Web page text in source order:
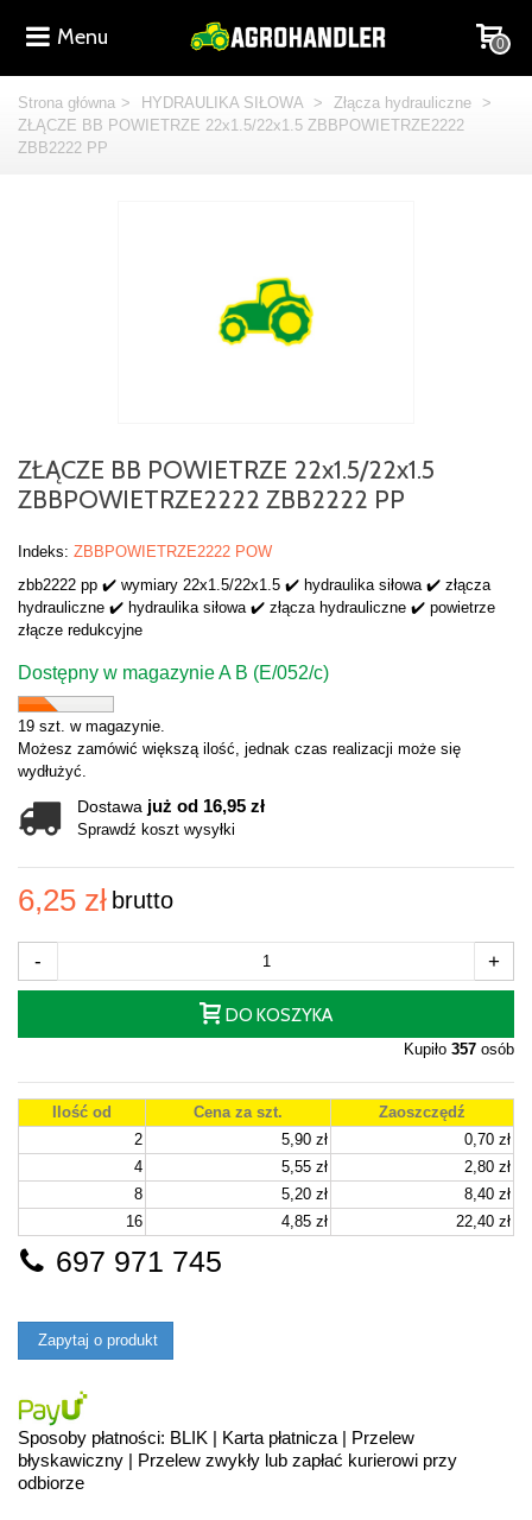
Menu 0
Strona główna > HYDRAULIKA SIŁOWA > Złącza hydrauliczne >
ZŁĄCZE BB POWIETRZE 22x1.5/22x1.5 ZBBPOWIETRZE2222
ZBB2222 PP
ZŁĄCZE BB POWIETRZE 22x1.5/22x1.5
ZBBPOWIETRZE2222 ZBB2222 PP
Indeks: ZBBPOWIETRZE2222 POW
zbb2222 pp ✔️ wymiary 22x1.5/22x1.5 ✔️ hydraulika siłowa ✔️ złącza
hydrauliczne ✔️ hydraulika siłowa ✔️ złącza hydrauliczne ✔️ powietrze
złącze redukcyjne
Dostępny w magazynie A B (E/052/c)
19 szt. w magazynie.
Możesz zamówić większą ilość, jednak czas realizacji może się
wydłużyć.
Dostawa już od 16,95 zł
Sprawdź koszt wysyłki
6,25 zł brutto
- +
DO KOSZYKA
Kupiło 357 osób
Ilość od Cena za szt.
Zaoszczędź
2
5,90 zł
0,70 zł
4
5,55 zł
2,80 zł
8
5,20 zł
8,40 zł
16
4,85 zł 22,40 zł
697 971 745
Zapytaj o produkt
Sposoby płatności: BLIK | Karta płatnicza | Przelew
błyskawiczny | Przelew zwykły lub zapłać kurierowi przy
odbiorze